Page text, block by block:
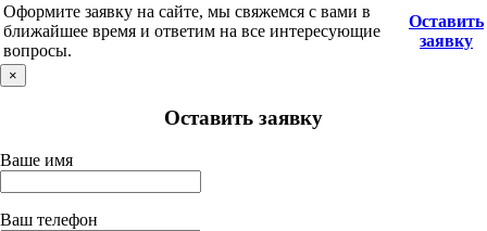
Оформите заявку на сайте, мы свяжемся с вами в
ближайшее время и ответим на все интересующие
вопросы.
Оставить
заявку
×
Оставить заявку
Ваше имя
Ваш телефон